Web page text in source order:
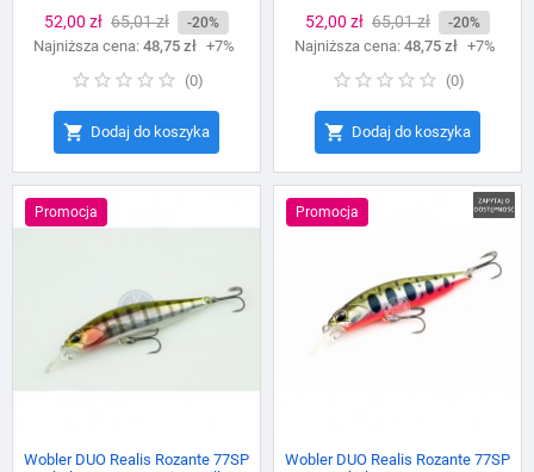
Cena
52,00 zł Cena
podstawowa
65,01 zł -20%
Najniższa cena: 48,75 zł +7%
(0)
 Dodaj do koszyka
Cena
52,00 zł Cena
podstawowa
65,01 zł -20%
Najniższa cena: 48,75 zł +7%
(0)
 Dodaj do koszyka
Promocja
Wobler DUO Realis Rozante 77SP
Promocja
Wobler DUO Realis Rozante 77SP